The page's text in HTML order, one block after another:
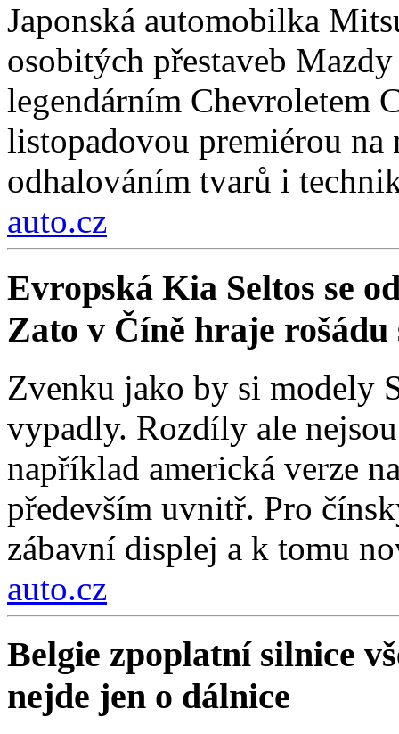
Japonská automobilka
osobitých přestaveb
legendárním Chevroletem
listopadovou premiérou
odhalováním tvarů i
auto.cz
Evropská Kia Seltos se
Zato v Číně hraje
Zvenku jako by si modely
vypadly. Rozdíly ale
například americká verze
především uvnitř. Pro
zábavní displej a k tomu
auto.cz
Belgie zpoplatní silnice
nejde jen o dálnice